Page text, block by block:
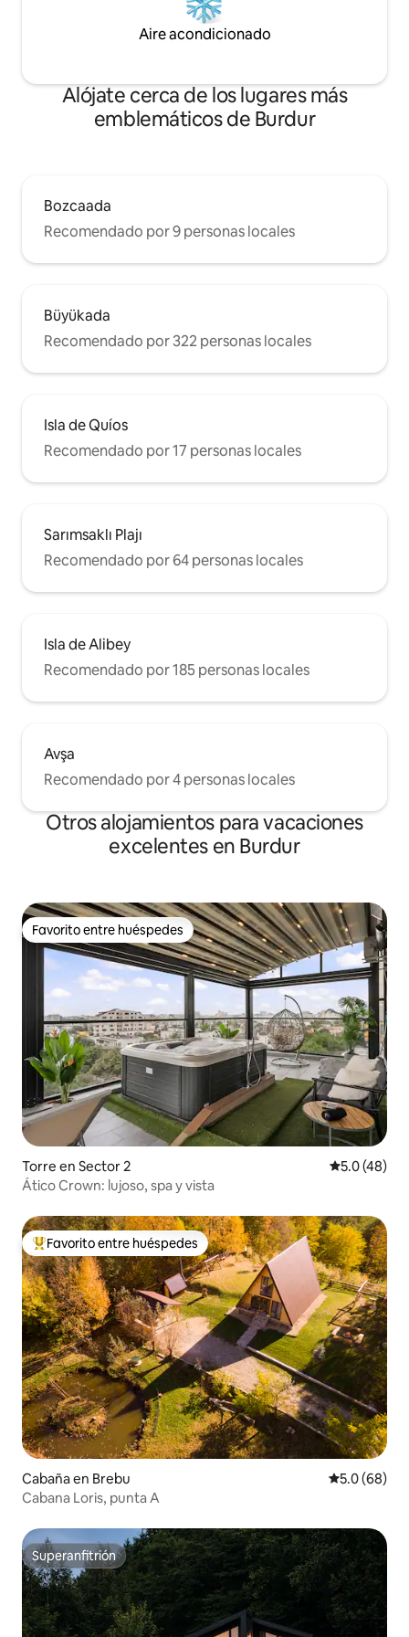
Aire acondicionado
Alójate cerca de los lugares más
emblemáticos de Burdur
Bozcaada
Recomendado por 9 personas locales
Büyükada
Recomendado por 322 personas locales
Isla de Quíos
Recomendado por 17 personas locales
Sarımsaklı Plajı
Recomendado por 64 personas locales
Isla de Alibey
Recomendado por 185 personas locales
Avşa
Recomendado por 4 personas locales
Otros alojamientos para vacaciones
excelentes en Burdur
Favorito entre huéspedes
Favorito entre huéspedes
Torre en Sector 2 Calificación
5.0 (48)
Ático Crown: lujoso, spa y vista
Favorito entre huéspedes preferido
Favorito entre huéspedes
Cabaña en Brebu Calificación
5.0 (68)
Cabana Loris, punta A
Superanfitrión
Superanfitrión